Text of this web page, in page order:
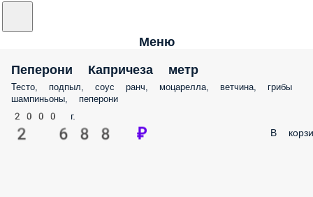
Меню
Пеперони Капричеза метр
Тесто, подпыл, соус ранч, моцарелла, ветчина, грибы
шампиньоны, пеперони
2000 г.
2 688 ₽ В